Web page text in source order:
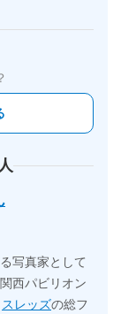
写真家として
西パビリオン
スレッズの総フ